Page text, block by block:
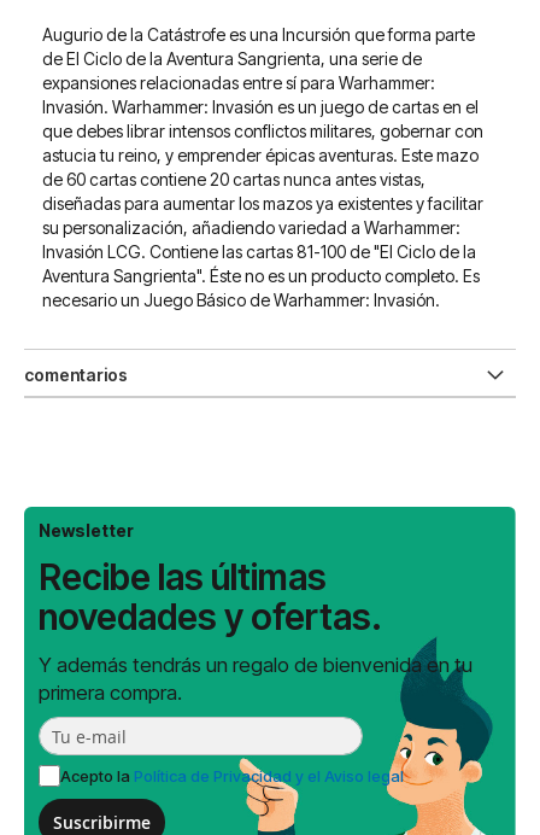
Augurio de la Catástrofe es una Incursión que forma parte
de El Ciclo de la Aventura Sangrienta, una serie de
expansiones relacionadas entre sí para Warhammer:
Invasión. Warhammer: Invasión es un juego de cartas en el
que debes librar intensos conflictos militares, gobernar con
astucia tu reino, y emprender épicas aventuras. Este mazo
de 60 cartas contiene 20 cartas nunca antes vistas,
diseñadas para aumentar los mazos ya existentes y facilitar
su personalización, añadiendo variedad a Warhammer:
Invasión LCG. Contiene las cartas 81-100 de "El Ciclo de la
Aventura Sangrienta". Éste no es un producto completo. Es
necesario un Juego Básico de Warhammer: Invasión.
comentarios
Newsletter
Recibe las últimas
novedades y ofertas.
Y además tendrás un regalo de bienvenida en tu
primera compra.
Acepto la Política de Privacidad y el Aviso legal
Suscribirme